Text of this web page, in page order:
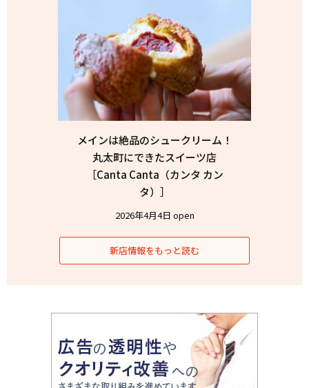
メインは絶品のシュークリーム！
丸太町にできたスイーツ店
［Canta Canta（カンタ カン
タ）］
2026年4月4日 open
新店情報をもっと読む